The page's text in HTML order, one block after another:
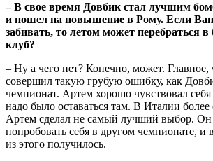
– В свое время Довбик стал лучшим
и пошел на повышение в Рому. Если
забивать, то летом может перебраться
клуб?
– Ну а чего нет? Конечно, может.
совершил такую грубую ошибку, как
чемпионат. Артем хорошо чувствовал
надо было оставаться там. В Италии
Артем сделал не самый лучший выбор. Он
попробовать себя в другом чемпионате,
из этого получилось.